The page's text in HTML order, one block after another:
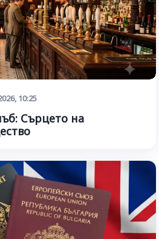
10:25
Сърцето на